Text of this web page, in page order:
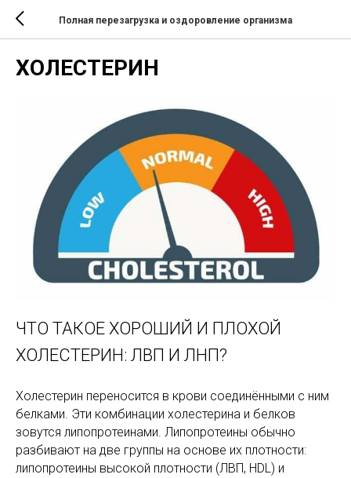
Полная перезагрузка и оздоровление организма
ХОЛЕСТЕРИН
ЧТО ТАКОЕ ХОРОШИЙ И ПЛОХОЙ
ХОЛЕСТЕРИН: ЛВП И ЛНП?
Холестерин переносится в крови соединёнными с ним
белками. Эти комбинации холестерина и белков
зовутся липопротеинами. Липопротеины обычно
разбивают на две группы на основе их плотности:
липопротеины высокой плотности (ЛВП, HDL) и